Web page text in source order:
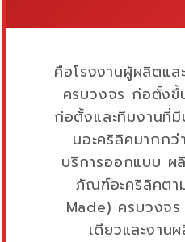
คือโรงงานผู้ผลิตแล
ครบวงจร ก่อตั้งขึ้
ก่อตั้งและทีมงานที่
นอะคริลิคมากก
บริการออกแบบ
ภัณฑ์อะคริลิคตา
Made) ครบวงจ
เดียวและงาน